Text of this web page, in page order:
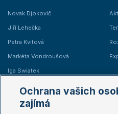
Novak Djokovič
Jiří Lehečka
Petra Kvitová
Markéta Vondroušová
Iga Swiatek
Žebříčky
Ochrana vašich
zajímá